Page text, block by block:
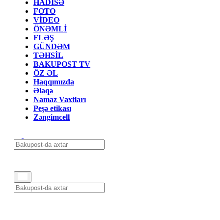
HADİSƏ
FOTO
VİDEO
ÖNƏMLİ
FLƏŞ
GÜNDƏM
TƏHSİL
BAKUPOST TV
ÖZ ƏL
Haqqımızda
Əlaqə
Namaz Vaxtları
Peşə etikası
Zəngimcell